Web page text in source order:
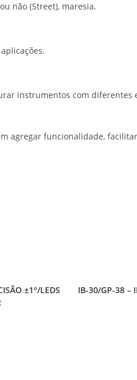
não (Street), maresia.
instrumentos com
agregar funcionalidade,
±1°/LEDS
IB-30/GP-38 –